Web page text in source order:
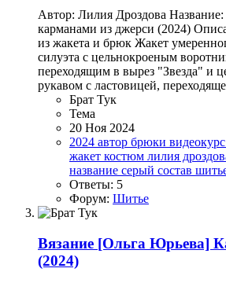
Автор: Лилия Дроздова
карманами из джерси (2024)
из жакета и брюк Жакет
силуэта с цельнокроеным
переходящим в вырез "Звезда" и
рукавом с ластовицей,
Брат Тук
Тема
20 Ноя 2024
2024 автор брюки видеокурс
жакет костюм лилия
название серый состав
Ответы: 5
Форум: Шитье
Вязание [Ольга Юрьева]
(2024)